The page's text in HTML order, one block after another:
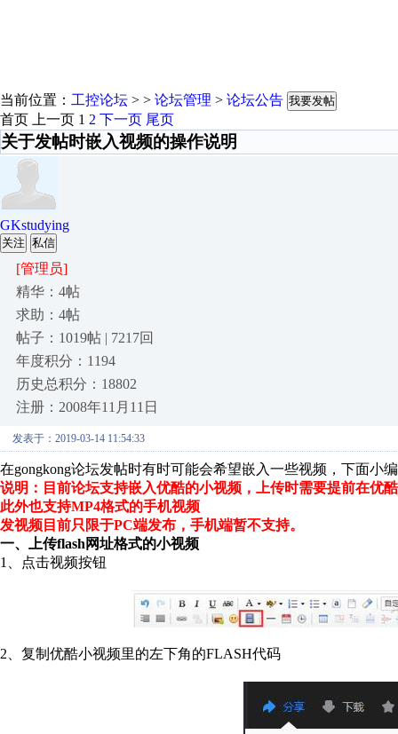
当前位置： 工控论坛 > > 论坛管理 > 论坛公告 我要发帖
首页 上一页 1 2 下一页 尾页
关于发帖时嵌入视频的操作说明
GKstudying
关注 私信
[管理员]
精华：4帖
求助：4帖
帖子：1019帖 | 7217回
年度积分：1194
历史总积分：18802
注册：2008年11月11日
发表于：2019-03-14 11:54:33
在gongkong论坛发帖时有时可能会希望嵌入一些视频，下面小
说明：目前论坛支持嵌入优酷的小视频，上传时需要提前在优
此外也支持MP4格式的手机视频
发视频目前只限于PC端发布，手机端暂不支持。
一、上传flash网址格式的小视频
1、点击视频按钮
2、复制优酷小视频里的左下角的FLASH代码